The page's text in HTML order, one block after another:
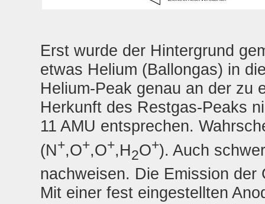
Erst wurde der Hintergrund
etwas Helium (Ballongas) in
Helium-Peak genau an der zu
Herkunft des Restgas-Peaks
11 AMU entsprechen.
(N+,O+,O+,H2O+). Auch
nachweisen. Die Emission der
Mit einer fest eingestellten